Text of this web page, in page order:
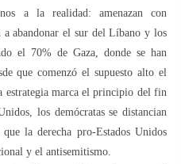
a la realidad: amenazan con
a abandonar el sur del Líbano y los
el 70% de Gaza, donde se han
que comenzó el supuesto alto el
estrategia marca el principio del fin
los demócratas se distancian
la derecha pro-Estados Unidos
y el antisemitismo.